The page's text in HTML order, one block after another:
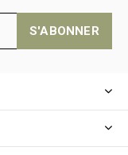
S'ABONNER